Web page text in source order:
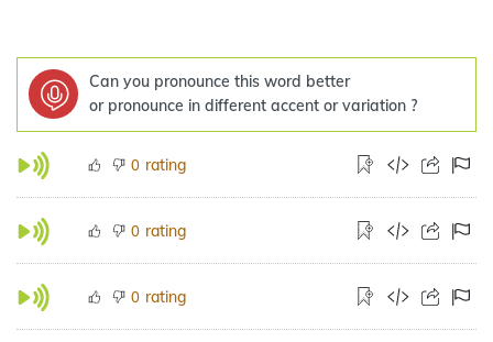
Can you pronounce this word better
or pronounce in different accent or variation ?
0 rating
0 rating
0 rating